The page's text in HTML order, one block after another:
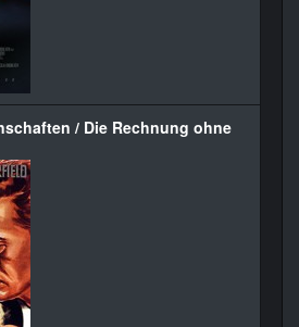
/ Die Rechnung ohne